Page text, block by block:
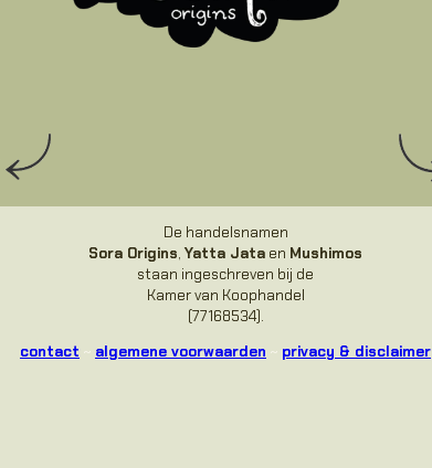
De handelsnamen
Sora Origins, Yatta Jata en Mushimos
staan ingeschreven bij de
Kamer van Koophandel
(77168534).
contact ~ algemene voorwaarden ~ privacy & disclaimer